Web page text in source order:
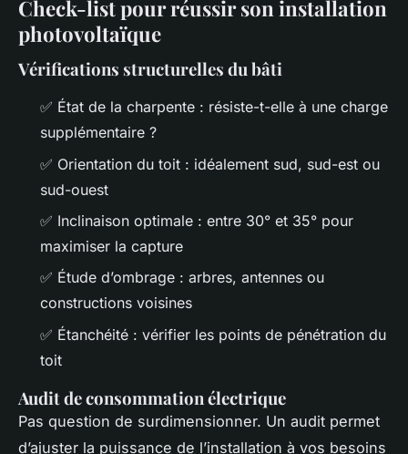
Check-list pour réussir son installation
photovoltaïque
Vérifications structurelles du bâti
✅ État de la charpente : résiste-t-elle à une charge
supplémentaire ?
✅ Orientation du toit : idéalement sud, sud-est ou
sud-ouest
✅ Inclinaison optimale : entre 30° et 35° pour
maximiser la capture
✅ Étude d’ombrage : arbres, antennes ou
constructions voisines
✅ Étanchéité : vérifier les points de pénétration du
toit
Audit de consommation électrique
Pas question de surdimensionner. Un audit permet
d’ajuster la puissance de l’installation à vos besoins